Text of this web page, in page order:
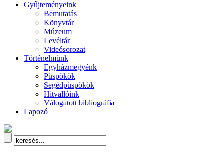
Gyűjteményeink
Bemutatás
Könyvtár
Múzeum
Levéltár
Videósorozat
Történelmünk
Egyházmegyénk
Püspökök
Segédpüspökök
Hitvallóink
Válogatott bibliográfia
Lapozó